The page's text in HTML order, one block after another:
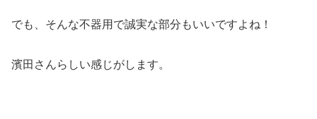
でも、そんな不器用で誠実な部分もいいですよね！
濱田さんらしい感じがします。